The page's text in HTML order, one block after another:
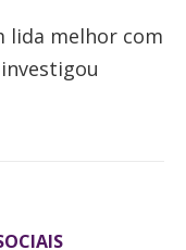
lida melhor com